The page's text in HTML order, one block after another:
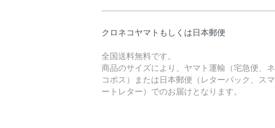
クロネコヤマトもしくは日本郵便
全国送料無料です。
商品のサイズにより、ヤマト運輸（宅急便、ネ
コポス）または日本郵便（レターパック、スマ
ートレター）でのお届けとなります。